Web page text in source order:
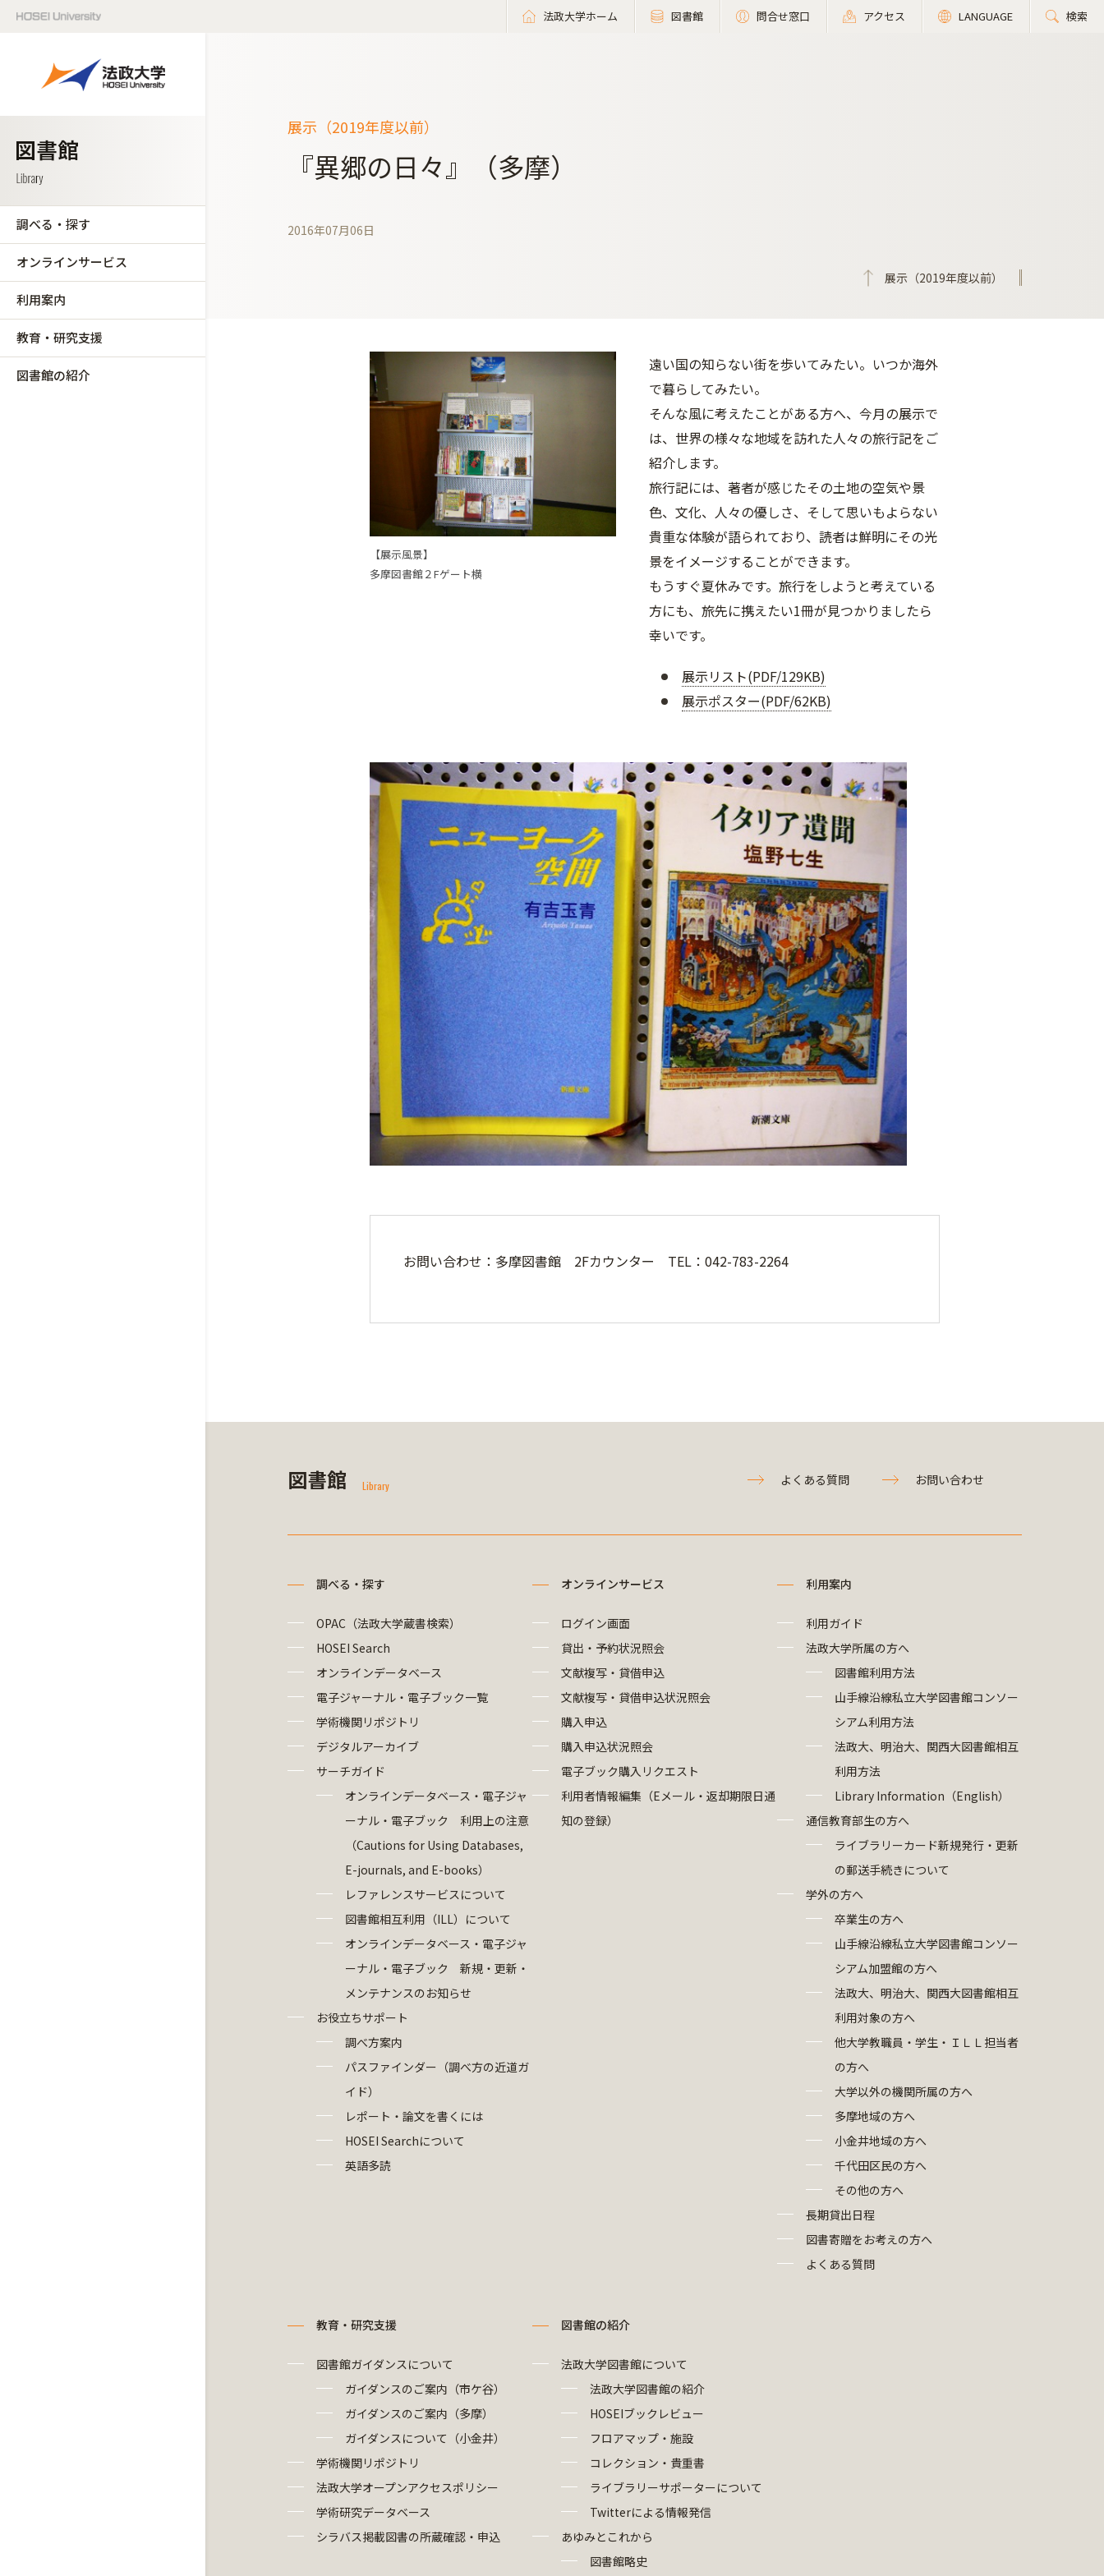
法政大学ホーム 図書館 問合せ窓口 アクセス LANGUAGE 検索
調べる・探す
オンラインサービス
利用案内
教育・研究支援
図書館の紹介
展示（2019年度以前）
『異郷の日々』（多摩）
2016年07月06日
展示（2019年度以前）
【展示風景】
多摩図書館２Fゲート横
遠い国の知らない街を歩いてみたい。いつか海外
で暮らしてみたい。
そんな風に考えたことがある方へ、今月の展示で
は、世界の様々な地域を訪れた人々の旅行記をご
紹介します。
旅行記には、著者が感じたその土地の空気や景
色、文化、人々の優しさ、そして思いもよらない
貴重な体験が語られており、読者は鮮明にその光
景をイメージすることができます。
もうすぐ夏休みです。旅行をしようと考えている
方にも、旅先に携えたい1冊が見つかりましたら
幸いです。
展示リスト(PDF/129KB)
展示ポスター(PDF/62KB)
お問い合わせ：多摩図書館 2Fカウンター TEL：042-783-2264
図書館 Library よくある質問 お問い合わせ
調べる・探す
OPAC（法政大学蔵書検索）
HOSEI Search
オンラインデータベース
電子ジャーナル・電子ブック一覧
学術機関リポジトリ
デジタルアーカイブ
サーチガイド
オンラインデータベース・電子ジャ
ーナル・電子ブック 利用上の注意
（Cautions for Using Databases,
E-journals, and E-books）
レファレンスサービスについて
図書館相互利用（ILL）について
オンラインデータベース・電子ジャ
ーナル・電子ブック 新規・更新・
メンテナンスのお知らせ
お役立ちサポート
調べ方案内
パスファインダー（調べ方の近道ガ
イド）
レポート・論文を書くには
HOSEI Searchについて
英語多読
オンラインサービス
ログイン画面
貸出・予約状況照会
文献複写・貸借申込
文献複写・貸借申込状況照会
購入申込
購入申込状況照会
電子ブック購入リクエスト
利用者情報編集（Eメール・返却期限日通
知の登録）
利用案内
利用ガイド
法政大学所属の方へ
図書館利用方法
山手線沿線私立大学図書館コンソー
シアム利用方法
法政大、明治大、関西大図書館相互
利用方法
Library Information（English）
通信教育部生の方へ
ライブラリーカード新規発行・更新
の郵送手続きについて
学外の方へ
卒業生の方へ
山手線沿線私立大学図書館コンソー
シアム加盟館の方へ
法政大、明治大、関西大図書館相互
利用対象の方へ
他大学教職員・学生・ＩＬＬ担当者
の方へ
大学以外の機関所属の方へ
多摩地域の方へ
小金井地域の方へ
千代田区民の方へ
その他の方へ
長期貸出日程
図書寄贈をお考えの方へ
よくある質問
教育・研究支援
図書館ガイダンスについて
ガイダンスのご案内（市ケ谷）
ガイダンスのご案内（多摩）
ガイダンスについて（小金井）
学術機関リポジトリ
法政大学オープンアクセスポリシー
学術研究データベース
シラバス掲載図書の所蔵確認・申込
図書館の紹介
法政大学図書館について
法政大学図書館の紹介
HOSEIブックレビュー
フロアマップ・施設
コレクション・貴重書
ライブラリーサポーターについて
Twitterによる情報発信
あゆみとこれから
図書館略史